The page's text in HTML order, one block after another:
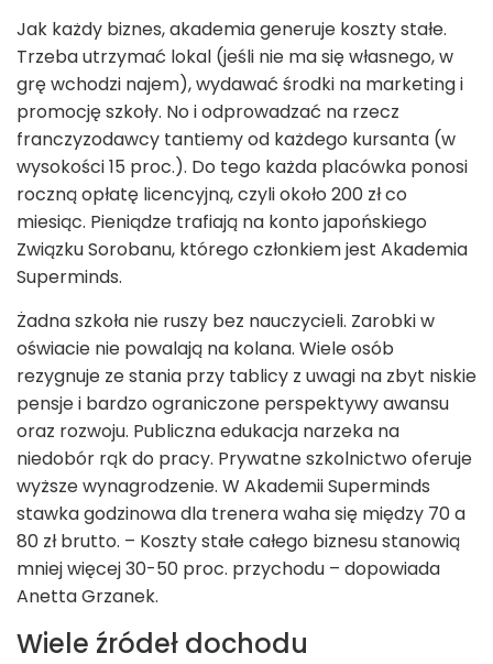
Jak każdy biznes, akademia generuje koszty stałe.
Trzeba utrzymać lokal (jeśli nie ma się własnego, w
grę wchodzi najem), wydawać środki na marketing i
promocję szkoły. No i odprowadzać na rzecz
franczyzodawcy tantiemy od każdego kursanta (w
wysokości 15 proc.). Do tego każda placówka ponosi
roczną opłatę licencyjną, czyli około 200 zł co
miesiąc. Pieniądze trafiają na konto japońskiego
Związku Sorobanu, którego członkiem jest Akademia
Superminds.
Żadna szkoła nie ruszy bez nauczycieli. Zarobki w
oświacie nie powalają na kolana. Wiele osób
rezygnuje ze stania przy tablicy z uwagi na zbyt niskie
pensje i bardzo ograniczone perspektywy awansu
oraz rozwoju. Publiczna edukacja narzeka na
niedobór rąk do pracy. Prywatne szkolnictwo oferuje
wyższe wynagrodzenie. W Akademii Superminds
stawka godzinowa dla trenera waha się między 70 a
80 zł brutto. – Koszty stałe całego biznesu stanowią
mniej więcej 30-50 proc. przychodu – dopowiada
Anetta Grzanek.
Wiele źródeł dochodu